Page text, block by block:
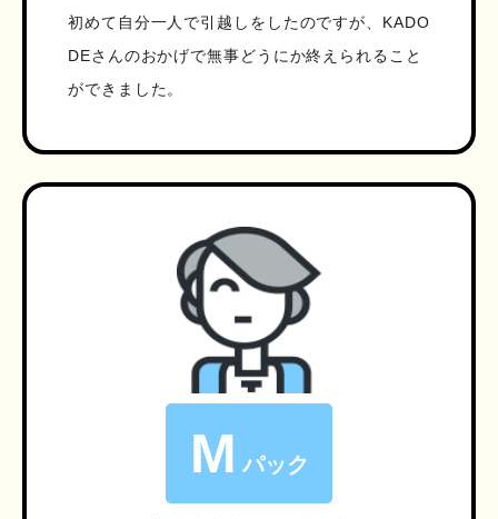
初めて自分一人で引越しをしたのですが、KADO
DEさんのおかげで無事どうにか終えられること
ができました。
M パック